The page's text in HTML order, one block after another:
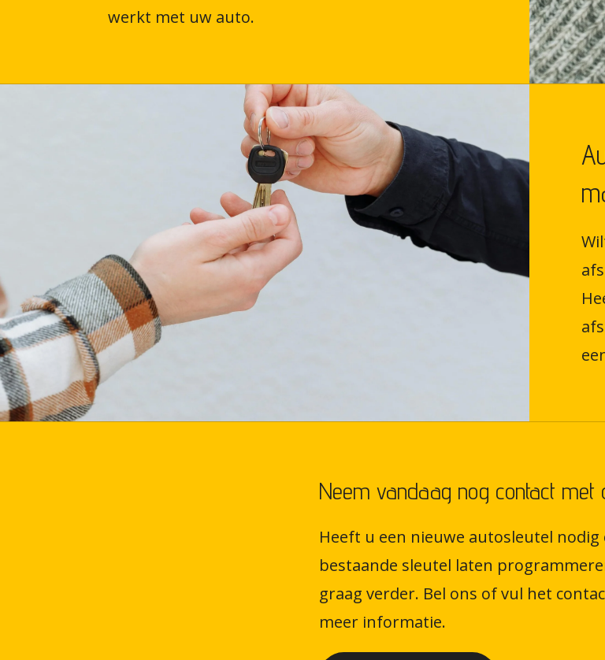
werkt met uw auto.
Neem vandaag nog contact met
Heeft u een nieuwe autosleutel nodig
bestaande sleutel laten
graag verder. Bel ons of vul het
meer informatie.